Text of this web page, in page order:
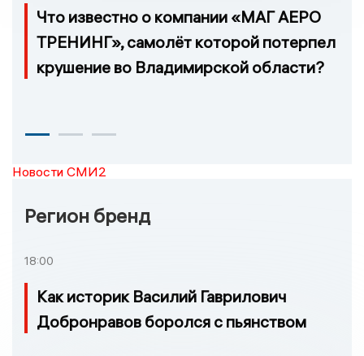
Что известно о компании «МАГ АЕРО
ТРЕНИНГ», самолёт которой потерпел
крушение во Владимирской области?
Новости СМИ2
Регион бренд
18:00
Как историк Василий Гаврилович
Добронравов боролся с пьянством